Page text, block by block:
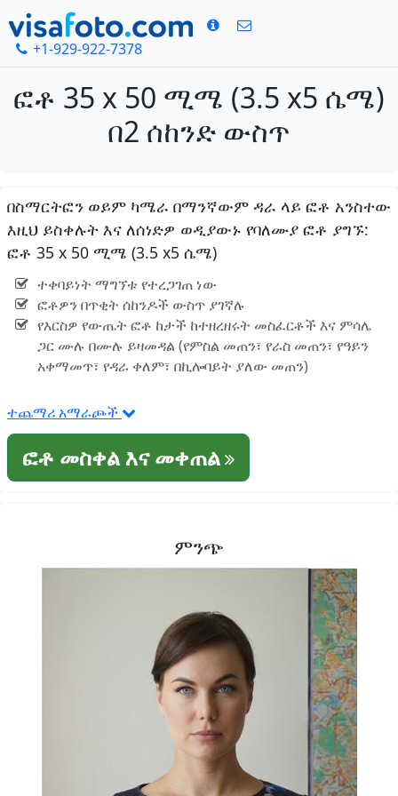
+1-929-922-7378
ፎቶ 35 x 50 ሚሜ (3.5 x5 ሴሜ)
በ2 ሰከንድ ውስጥ
በስማርትፎን ወይም ካሜራ በማንኛውም ዳራ ላይ ፎቶ አንስተው
እዚህ ይስቀሉት እና ለሰነድዎ ወዲያውኑ የባለሙያ ፎቶ ያግኙ:
ፎቶ 35 x 50 ሚሜ (3.5 x5 ሴሜ)
ተቀባይነት ማግኘቱ የተረጋገጠ ነው
ፎቶዎን በጥቂት ሰከንዶች ውስጥ ያገኛሉ
የእርስዎ የውጤት ፎቶ ከታች ከተዘረዘሩት መስፈርቶች እና ምሳሌ
ጋር ሙሉ በሙሉ ይዛመዳል (የምስል መጠን፣ የራስ መጠን፣ የዓይን
አቀማመጥ፣ የዳራ ቀለም፣ በኪሎባይት ያለው መጠን)
ተጨማሪ አማራጮች
ፎቶ መስቀል እና መቀጠል
ምንጭ